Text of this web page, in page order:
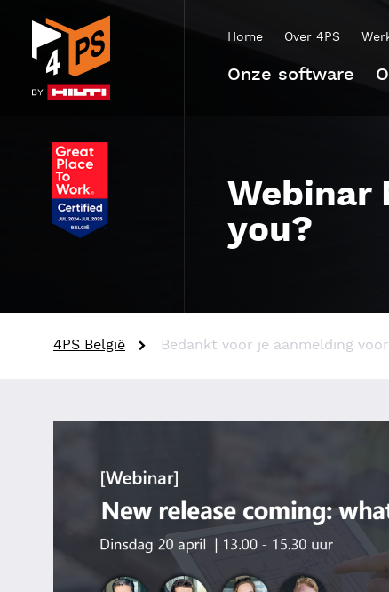
Home Over 4PS
Onze software
Webinar
you?
4PS België Bedankt voor je aanmelding